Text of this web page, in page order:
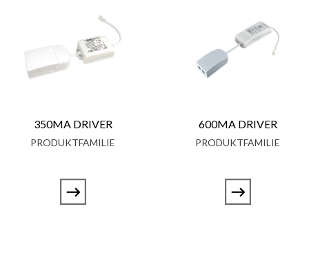
350MA DRIVER
PRODUKTFAMILIE
600MA DRIVER
PRODUKTFAMILIE